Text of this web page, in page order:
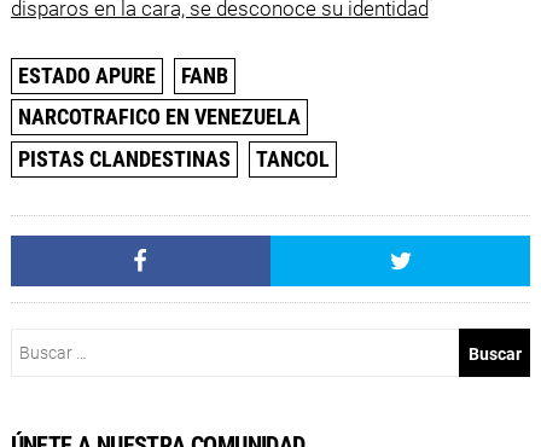
disparos en la cara, se desconoce su identidad
ESTADO APURE
FANB
NARCOTRAFICO EN VENEZUELA
PISTAS CLANDESTINAS
TANCOL